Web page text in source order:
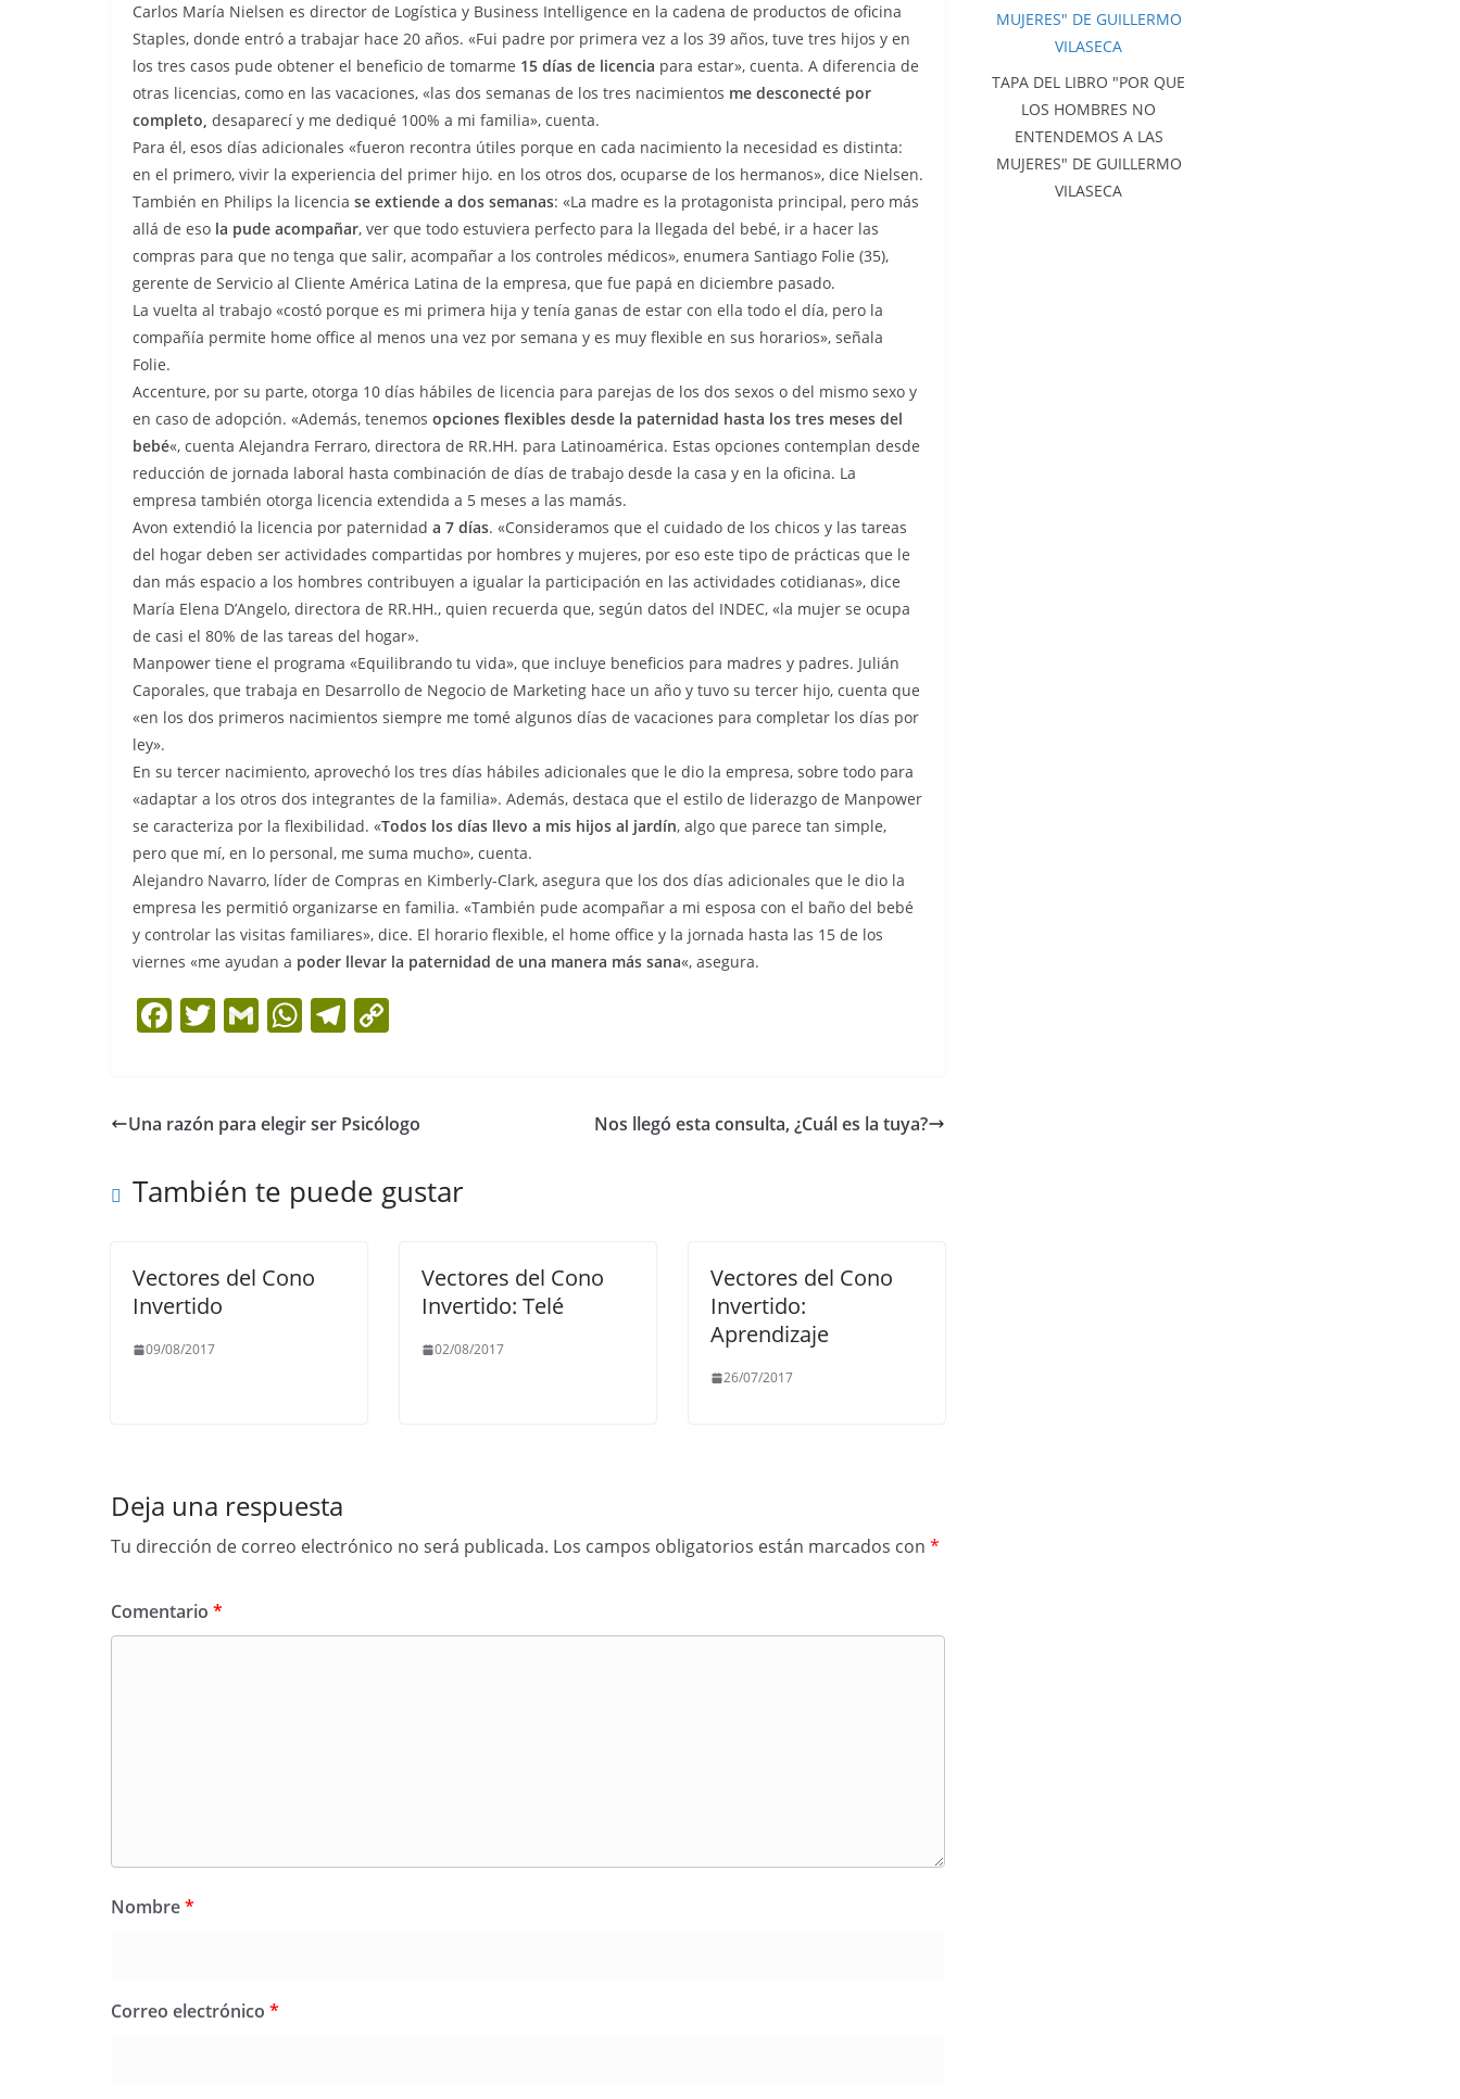
Carlos María Nielsen es director de Logística y Business Intelligence en la cadena de productos de oficina
Staples, donde entró a trabajar hace 20 años. «Fui padre por primera vez a los 39 años, tuve tres hijos y en
los tres casos pude obtener el beneficio de tomarme 15 días de licencia para estar», cuenta. A diferencia de
otras licencias, como en las vacaciones, «las dos semanas de los tres nacimientos me desconecté por
completo, desaparecí y me dediqué 100% a mi familia», cuenta.
Para él, esos días adicionales «fueron recontra útiles porque en cada nacimiento la necesidad es distinta:
en el primero, vivir la experiencia del primer hijo. en los otros dos, ocuparse de los hermanos», dice Nielsen.
También en Philips la licencia se extiende a dos semanas: «La madre es la protagonista principal, pero más
allá de eso la pude acompañar, ver que todo estuviera perfecto para la llegada del bebé, ir a hacer las
compras para que no tenga que salir, acompañar a los controles médicos», enumera Santiago Folie (35),
gerente de Servicio al Cliente América Latina de la empresa, que fue papá en diciembre pasado.
La vuelta al trabajo «costó porque es mi primera hija y tenía ganas de estar con ella todo el día, pero la
compañía permite home office al menos una vez por semana y es muy flexible en sus horarios», señala
Folie.
Accenture, por su parte, otorga 10 días hábiles de licencia para parejas de los dos sexos o del mismo sexo y
en caso de adopción. «Además, tenemos opciones flexibles desde la paternidad hasta los tres meses del
bebé«, cuenta Alejandra Ferraro, directora de RR.HH. para Latinoamérica. Estas opciones contemplan desde
reducción de jornada laboral hasta combinación de días de trabajo desde la casa y en la oficina. La
empresa también otorga licencia extendida a 5 meses a las mamás.
Avon extendió la licencia por paternidad a 7 días. «Consideramos que el cuidado de los chicos y las tareas
del hogar deben ser actividades compartidas por hombres y mujeres, por eso este tipo de prácticas que le
dan más espacio a los hombres contribuyen a igualar la participación en las actividades cotidianas», dice
María Elena D’Angelo, directora de RR.HH., quien recuerda que, según datos del INDEC, «la mujer se ocupa
de casi el 80% de las tareas del hogar».
Manpower tiene el programa «Equilibrando tu vida», que incluye beneficios para madres y padres. Julián
Caporales, que trabaja en Desarrollo de Negocio de Marketing hace un año y tuvo su tercer hijo, cuenta que
«en los dos primeros nacimientos siempre me tomé algunos días de vacaciones para completar los días por
ley».
En su tercer nacimiento, aprovechó los tres días hábiles adicionales que le dio la empresa, sobre todo para
«adaptar a los otros dos integrantes de la familia». Además, destaca que el estilo de liderazgo de Manpower
se caracteriza por la flexibilidad. «Todos los días llevo a mis hijos al jardín, algo que parece tan simple,
pero que mí, en lo personal, me suma mucho», cuenta.
Alejandro Navarro, líder de Compras en Kimberly-Clark, asegura que los dos días adicionales que le dio la
empresa les permitió organizarse en familia. «También pude acompañar a mi esposa con el baño del bebé
y controlar las visitas familiares», dice. El horario flexible, el home office y la jornada hasta las 15 de los
viernes «me ayudan a poder llevar la paternidad de una manera más sana«, asegura.
F
e
o
T
er
G
l
W
s
p
T
gr
m
y
n
k
Una razón para elegir ser Psicólogo Nos llegó esta consulta, ¿Cuál es la tuya?
También te puede gustar
Vectores del Cono
Invertido
09/08/2017
Vectores del Cono
Invertido: Telé
02/08/2017
Vectores del Cono
Invertido:
Aprendizaje
26/07/2017
Deja una respuesta
Tu dirección de correo electrónico no será publicada. Los campos obligatorios están marcados con *
Comentario *
Nombre*
Correo electrónico *
TAPA DEL LIBRO "POR QUE
LOS HOMBRES NO
ENTENDEMOS A LAS
MUJERES" DE GUILLERMO
VILASECA